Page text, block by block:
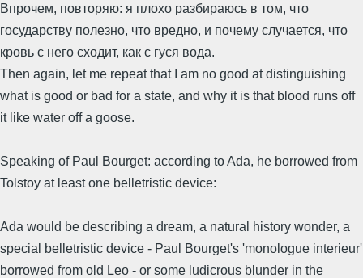
Впрочем, повторяю: я плохо разбираюсь в том, что
государству полезно, что вредно, и почему случается, что
кровь с него сходит, как с гуся вода.
Then again, let me repeat that I am no good at distinguishing
what is good or bad for a state, and why it is that blood runs off
it like water off a goose.
Speaking of Paul Bourget: according to Ada, he borrowed from
Tolstoy at least one belletristic device:
Ada would be describing a dream, a natural history wonder, a
special belletristic device - Paul Bourget's 'monologue interieur'
borrowed from old Leo - or some ludicrous blunder in the